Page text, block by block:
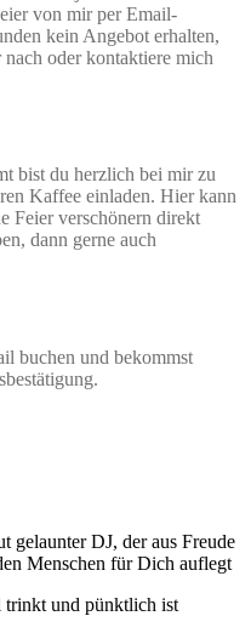
von mir per Email-
kein Angebot erhalten,
oder kontaktiere mich
bist du herzlich bei mir zu
Kaffee einladen. Hier kann
Feier verschönern direkt
dann gerne auch
buchen und bekommst
gelaunter DJ, der aus Freude
Menschen für Dich auflegt
und pünktlich ist